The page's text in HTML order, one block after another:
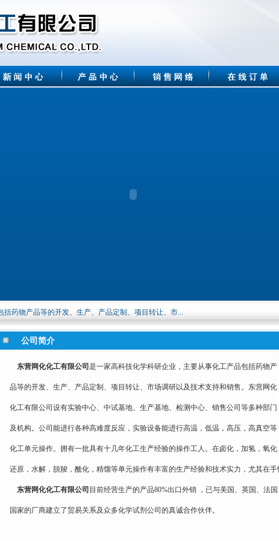
括药物产品等的开发、生产、产品定制、项目转让、市...
公司简介
东营网化化工有限公司 是一家高科技化学科研企业，主要从事化工产品包括药物产
品等的开发、生产、产品定制、项目转让、市场调研以及技术支持和销售。东营网化
化工有限公司设有实验中心、中试基地、生产基地、检测中心、销售公司等多种部门
及机构。公司能进行各种高难度反应，实验设备能进行高温，低温，高压，高真空等
化工单元操作。拥有一批具有十几年化工生产经验的操作工人。在卤化，加氢，氧化
还原，水解，脱羧，酰化，精馏等单元操作有丰富的生产经验和技术实力，尤其在手
东营网化化工有限公司 目前经营生产的产品80%出口外销 ，已与美国、英国、法
国家的厂商建立了贸易关系及众多化学试剂公司的真诚合作伙伴。